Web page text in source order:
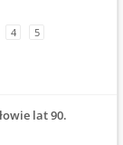
4 5
lat 90.